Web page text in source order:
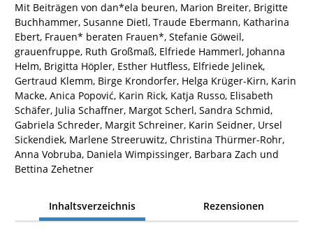
Mit Beiträgen von dan*ela beuren, Marion Breiter, Brigitte
Buchhammer, Susanne Dietl, Traude Ebermann, Katharina
Ebert, Frauen* beraten Frauen*, Stefanie Göweil,
grauenfruppe, Ruth Großmaß, Elfriede Hammerl, Johanna
Helm, Brigitta Höpler, Esther Hutfless, Elfriede Jelinek,
Gertraud Klemm, Birge Krondorfer, Helga Krüger-Kirn, Karin
Macke, Anica Popović, Karin Rick, Katja Russo, Elisabeth
Schäfer, Julia Schaffner, Margot Scherl, Sandra Schmid,
Gabriela Schreder, Margit Schreiner, Karin Seidner, Ursel
Sickendiek, Marlene Streeruwitz, Christina Thürmer-Rohr,
Anna Vobruba, Daniela Wimpissinger, Barbara Zach und
Bettina Zehetner
Inhaltsverzeichnis Rezensionen